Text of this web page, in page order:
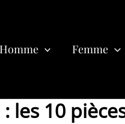
Homme Femme
les 10